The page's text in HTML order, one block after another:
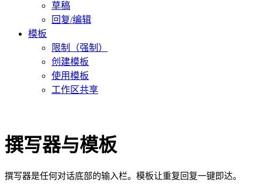
草稿
回复/编辑
模板
限制（强制）
创建模板
使用模板
工作区共享
撰写器与模板
撰写器是任何对话底部的输入栏。模板让重复回复一键即达。